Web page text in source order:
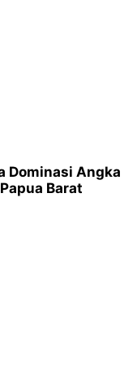
Dominasi Angka
Barat